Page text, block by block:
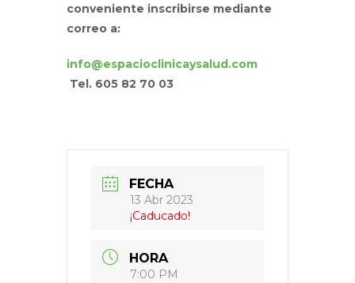
conveniente inscribirse mediante
correo a:
info@espacioclinicaysalud.com
Tel. 605 82 70 03
FECHA
13 Abr 2023
¡Caducado!
HORA
7:00 PM